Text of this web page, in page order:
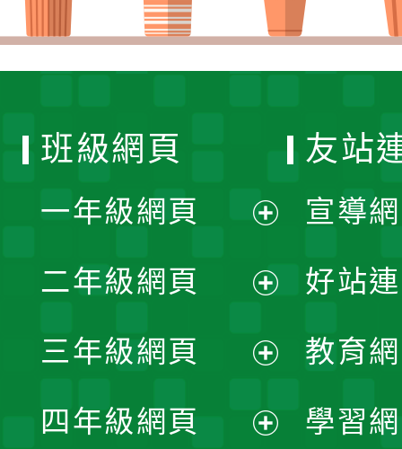
班級網頁
一年級網頁
開
選
單
二年級網頁
開
選
三年級網頁
四年級網頁
友站
宣導
好站
教育
學習